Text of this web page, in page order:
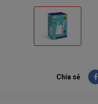
Chia sẻ